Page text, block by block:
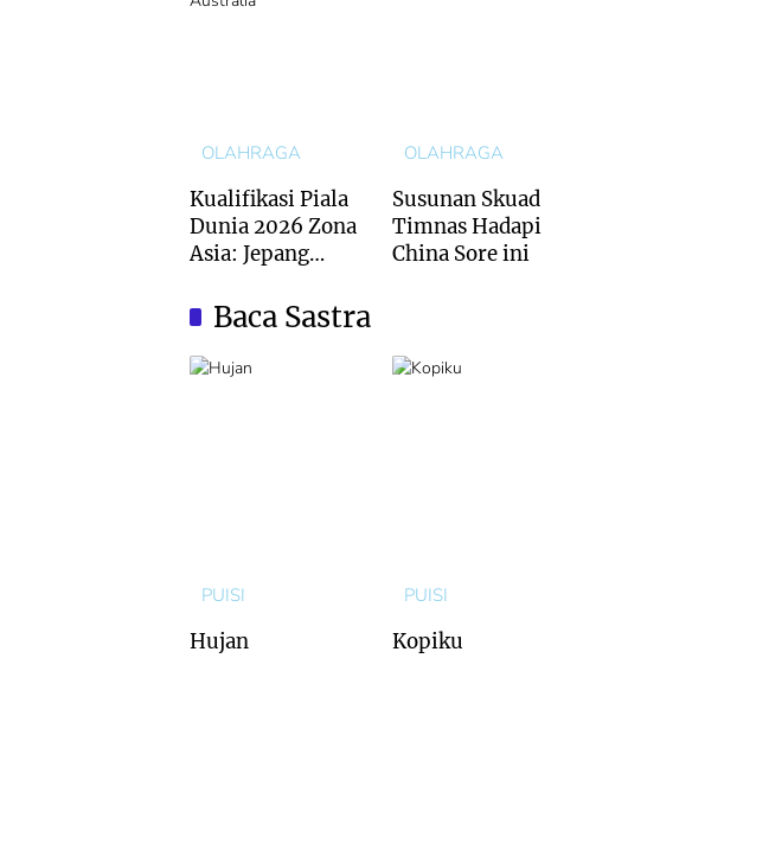
OLAHRAGA
Kualifikasi Piala
Dunia 2026 Zona
Asia: Jepang
Australia
OLAHRAGA
Susunan Skuad
Timnas Hadapi
China Sore ini
Baca Sastra
PUISI
Hujan
PUISI
Kopiku